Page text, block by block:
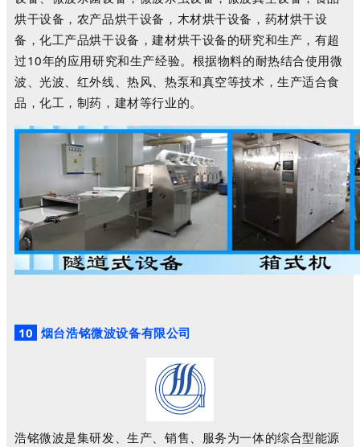
烘干设备，农产品烘干设备，木材烘干设备，药材烘干设
备，化工产品烘干设备，建材烘干设备的研究和生产，有超
过10年的应用研究和生产经验。根据物料的耐热结合使用微
波、光波、红外线、热风、热泵和真空等技术，生产适合食
品，化工，制药，建材等行业的。
10 烟台浩铭微波设备有限公司
浩铭微波是集研发、生产、销售、服务为一体的综合型能源